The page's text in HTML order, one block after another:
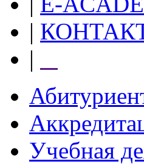
|
|
Учебная